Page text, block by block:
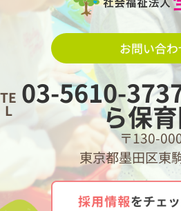
お問い合わ
TE
L
03-5610-
ら保
〒130-
東京都墨田区東